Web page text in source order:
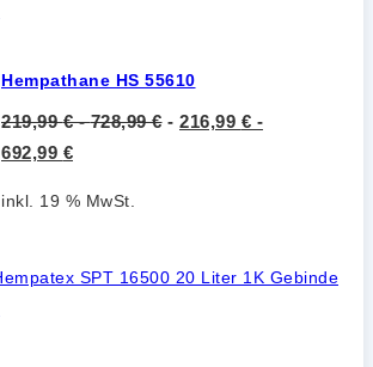
Hempathane HS 55610
219,99€-728,99€- 216,99 € -
692,99 €
inkl. 19 % MwSt.